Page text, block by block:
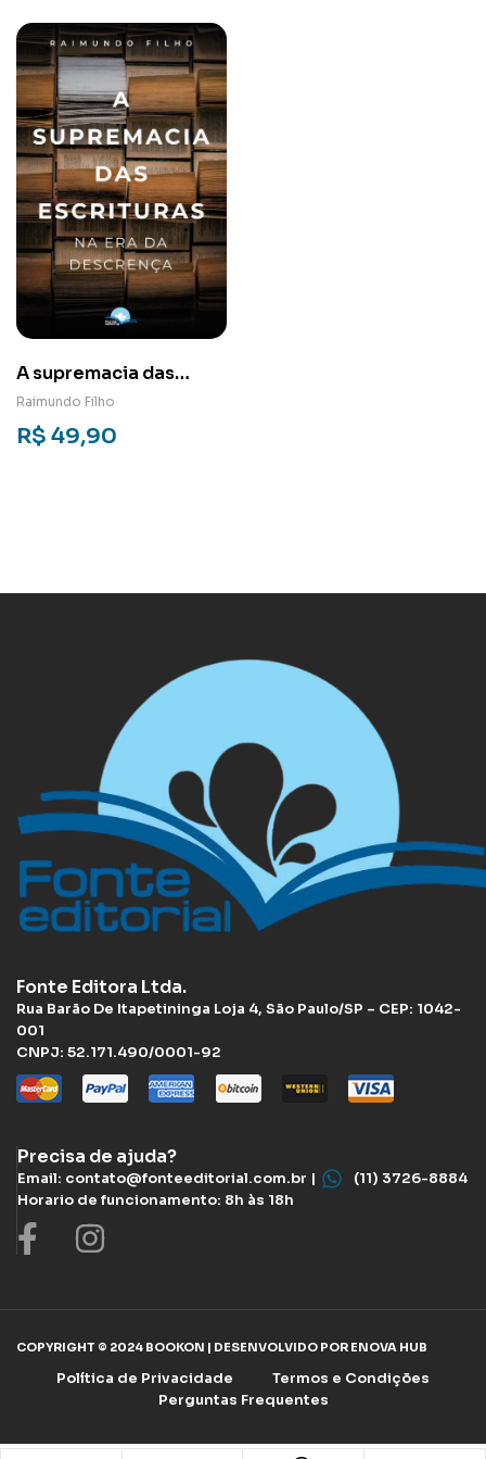
A supremacia das
escrituras na era da
descrença
Raimundo Filho
R$ 49,90
Fonte Editora Ltda.
Rua Barão De Itapetininga Loja 4, São Paulo/SP – CEP: 1042-
001
CNPJ: 52.171.490/0001-92
Precisa de ajuda?
Email: contato@fonteeditorial.com.br |
(11) 3726-8884
Horario de funcionamento: 8h às 18h
COPYRIGHT © 2024 BOOKON | DESENVOLVIDO POR ENOVA HUB
Política de Privacidade
Termos e Condições
Perguntas Frequentes